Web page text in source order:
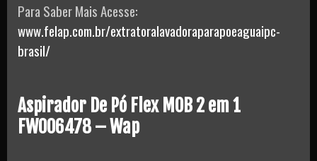
Para Saber Mais Acesse:
www.felap.com.br/extratoralavadoraparapoeaguaipc-
brasil/
Aspirador De Pó Flex MOB 2 em 1
FW006478 – Wap